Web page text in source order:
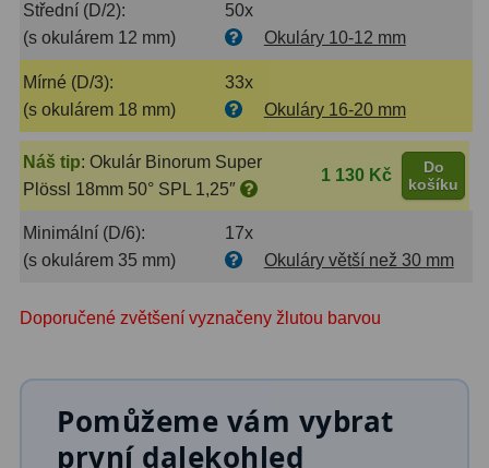
Dárkové poukazy29
Kufry a tašky
Ostatní6
Bazar11
Dalekohledy8
Ostatní2
Střední (D/2):
50x
(s okulárem 12 mm)
Okuláry 10-12 mm
Mírné (D/3):
33x
(s okulárem 18 mm)
Okuláry 16-20 mm
Náš tip: Okulár Binorum Super
Plössl 18mm 50° SPL 1,25″
1 130 Kč
Do
košíku
Minimální (D/6):
17x
(s okulárem 35 mm)
Okuláry větší než 30 mm
Doporučené zvětšení vyznačeny žlutou barvou
Pomůžeme vám vybrat
první dalekohled